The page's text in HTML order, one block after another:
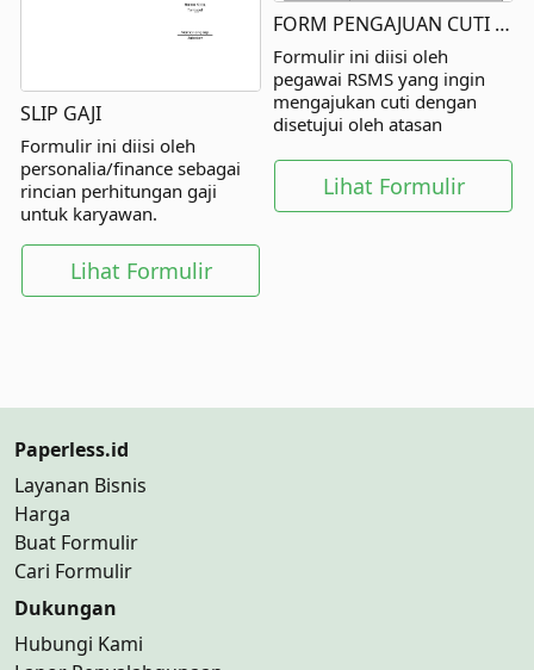
SLIP GAJI
Formulir ini diisi oleh
personalia/finance sebagai
rincian perhitungan gaji
untuk karyawan.
Lihat Formulir
FORM PENGAJUAN CUTI RSMS
Formulir ini diisi oleh
pegawai RSMS yang ingin
mengajukan cuti dengan
disetujui oleh atasan
Lihat Formulir
Paperless.id
Layanan Bisnis
Harga
Buat Formulir
Cari Formulir
Dukungan
Hubungi Kami